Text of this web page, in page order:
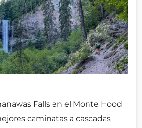
Falls en el Monte Hood
caminatas a cascadas